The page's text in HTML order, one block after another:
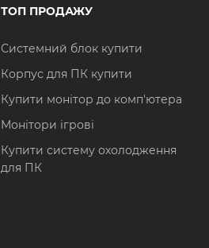
ТОП ПРОДАЖУ
Системний блок купити
Корпус для ПК купити
Купити монітор до комп'ютера
Монітори ігрові
Купити систему охолодження
для ПК